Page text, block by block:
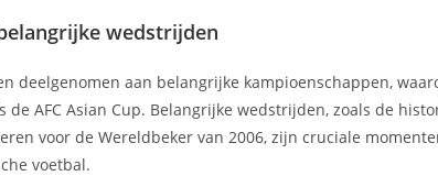
wedstrijden
deelgenomen aan belangrijke kampioenschappen,
AFC Asian Cup. Belangrijke wedstrijden, zoals de
voor de Wereldbeker van 2006, zijn cruciale
voetbal.